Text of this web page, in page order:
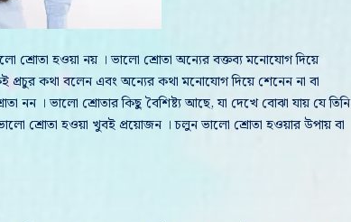
শ্রোতা হওয়া নয় । ভালো শ্রোতা অন্যের বক্তব্য মনোযোগ দিয়ে
প্রচুর কথা বলেন এবং অন্যের কথা মনোযোগ দিয়ে শেনেন না বা
নন । ভালো শ্রোতার কিছু বৈশিষ্ট্য আছে, যা দেখে বোঝা যায় যে তিনি
শ্রোতা হওয়া খুবই প্রয়োজন । চলুন ভালো শ্রোতা হওয়ার উপায় বা